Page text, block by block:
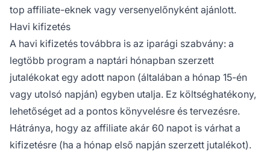
top affiliate-eknek vagy versenyelőnyként ajánlott.
Havi kifizetés
A havi kifizetés továbbra is az iparági szabvány: a
legtöbb program a naptári hónapban szerzett
jutalékokat egy adott napon (általában a hónap 15-én
vagy utolsó napján) egyben utalja. Ez költséghatékony,
lehetőséget ad a pontos könyvelésre és tervezésre.
Hátránya, hogy az affiliate akár 60 napot is várhat a
kifizetésre (ha a hónap első napján szerzett jutalékot).